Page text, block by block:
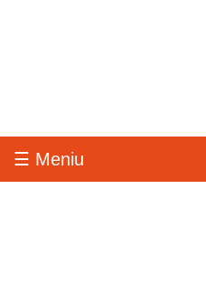
☰ Meniu